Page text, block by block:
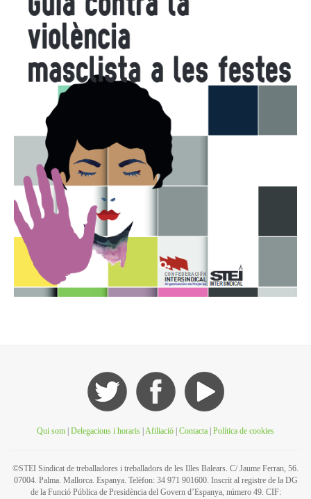
Qui som | Delegacions i horaris | Afiliació | Contacta | Política de cookies
©STEI Sindicat de treballadores i treballadors de les Illes Balears. C/ Jaume Ferran, 56.
07004. Palma. Mallorca. Espanya. Telèfon: 34 971 901600. Inscrit al registre de la DG
de la Funció Pública de Presidència del Govern d’Espanya, número 49. CIF: